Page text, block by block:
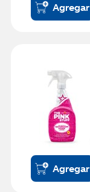
Agregar
Agregar